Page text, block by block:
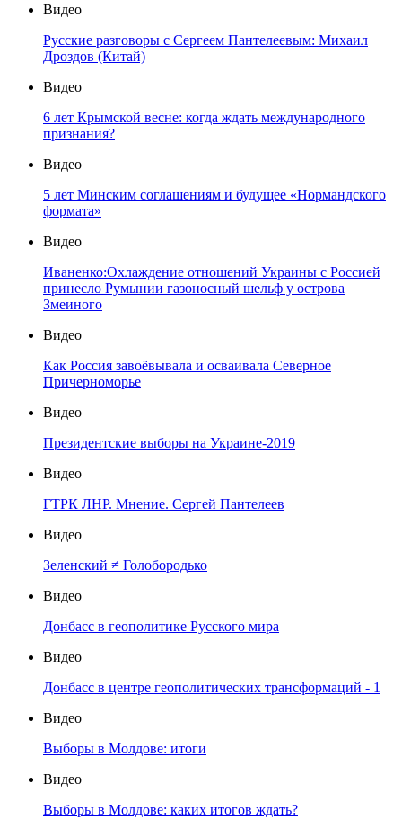
Видео
Русские разговоры с Сергеем Пантелеевым: Михаил
Дроздов (Китай)
Видео
6 лет Крымской весне: когда ждать международного
признания?
Видео
5 лет Минским соглашениям и будущее «Нормандского
формата»
Видео
Иваненко:Охлаждение отношений Украины с Россией
принесло Румынии газоносный шельф у острова
Змеиного
Видео
Как Россия завоёвывала и осваивала Северное
Причерноморье
Видео
Президентские выборы на Украине-2019
Видео
ГТРК ЛНР. Мнение. Сергей Пантелеев
Видео
Зеленский ≠ Голобородько
Видео
Донбасс в геополитике Русского мира
Видео
Донбасс в центре геополитических трансформаций - 1
Видео
Выборы в Молдове: итоги
Видео
Выборы в Молдове: каких итогов ждать?